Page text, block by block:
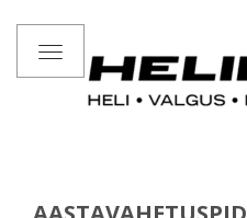
Toggle
navigation